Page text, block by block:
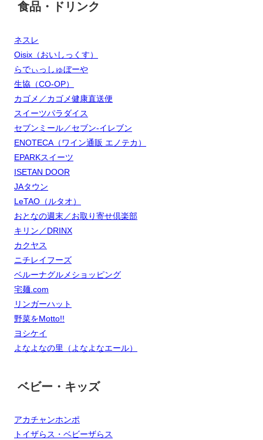
食品・ドリンク
ネスレ
Oisix（おいしっくす）
らでぃっしゅぼーや
生協（CO-OP）
カゴメ／カゴメ健康直送便
スイーツパラダイス
セブンミール／セブン‐イレブン
ENOTECA（ワイン通販 エノテカ）
EPARKスイーツ
ISETAN DOOR
JAタウン
LeTAO（ルタオ）
おとなの週末／お取り寄せ倶楽部
キリン／DRINX
カクヤス
ニチレイフーズ
ベルーナグルメショッピング
宅麺.com
リンガーハット
野菜をMotto!!
ヨシケイ
よなよなの里（よなよなエール）
ベビー・キッズ
アカチャンホンポ
トイザらス・ベビーザらス